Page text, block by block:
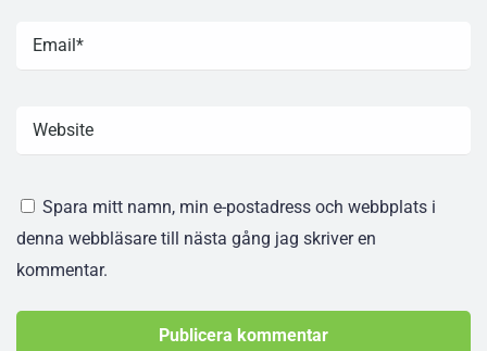
Spara mitt namn, min e-postadress och webbplats i
denna webbläsare till nästa gång jag skriver en
kommentar.